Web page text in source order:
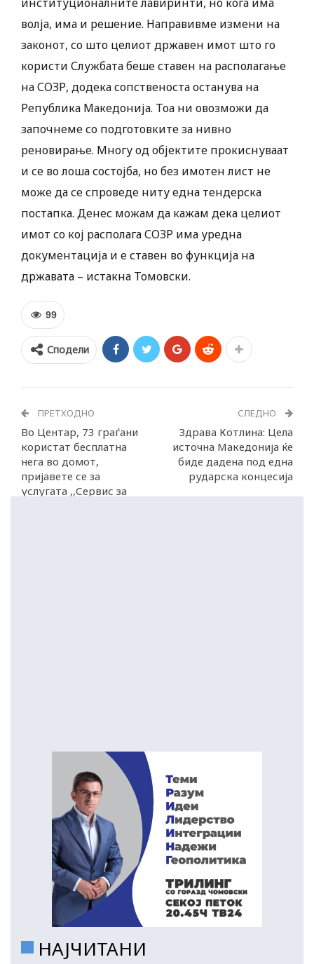
волја, има и решение. Направивме измени на
законот, со што целиот државен имот што го
користи Службата беше ставен на располагање
на СОЗР, додека сопственоста останува на
Република Македонија. Тоа ни овозможи да
започнеме со подготовките за нивно
реновирање. Многу од објектите прокиснуваат
и се во лоша состојба, но без имотен лист не
може да се спроведе ниту една тендерска
постапка. Денес можам да кажам дека целиот
имот со кој располага СОЗР има уредна
документација и е ставен во функција на
државата – истакна Томовски.
99
Сподели
ПРЕТХОДНО
Во Центар, 73 граѓани
користат бесплатна
нега во домот,
пријавете се за
услугата ,,Сервис за
СЛЕДНО
Здрава Котлина: Цела
источна Македонија ќе
биде дадена под една
рударска концесија
НАЈЧИТАНИ